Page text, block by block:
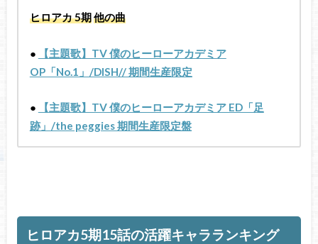
ヒロアカ5期他の曲
●
【主題歌】TV 僕のヒーローアカデミア
OP「No.1」/DISH// 期間生産限定
●
【主題歌】TV 僕のヒーローアカデミア ED「足
跡」/the peggies 期間生産限定盤
ヒロアカ5期15話の活躍キャラランキング